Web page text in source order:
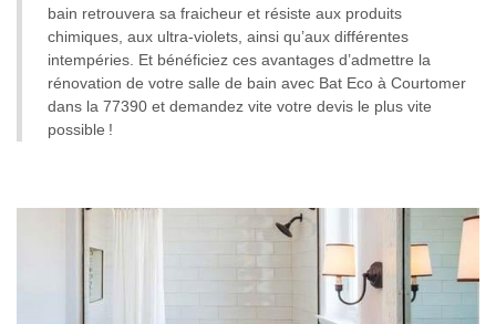
bain retrouvera sa fraicheur et résiste aux produits
chimiques, aux ultra-violets, ainsi qu’aux différentes
intempéries. Et bénéficiez ces avantages d’admettre la
rénovation de votre salle de bain avec Bat Eco à Courtomer
dans la 77390 et demandez vite votre devis le plus vite
possible !